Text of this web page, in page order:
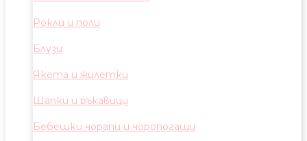
Рокли и поли
Блузи
Якета и жилетки
Шапки и ръкавици
Бебешки чорапи и чоропогащи